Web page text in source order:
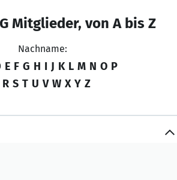
Mitglieder, von A bis Z
Nachname:
E F G H I J K L M N O P
R S T U V W X Y Z